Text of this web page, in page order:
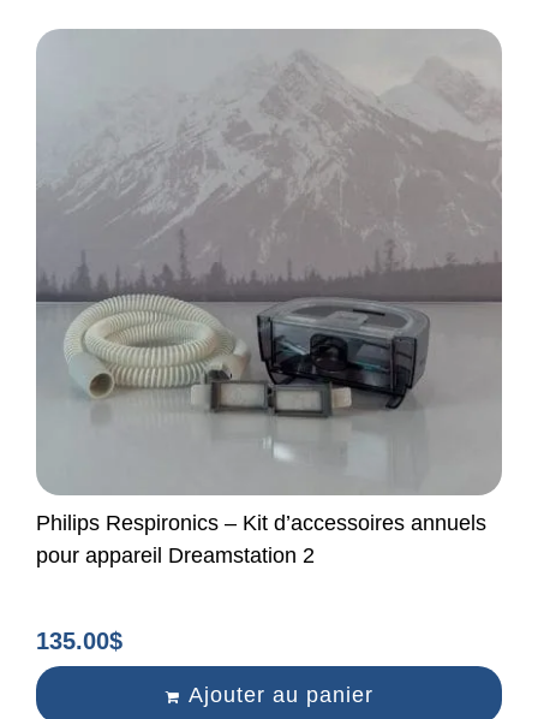
Philips Respironics – Kit d’accessoires annuels
pour appareil Dreamstation 2
135.00$
Ajouter au panier